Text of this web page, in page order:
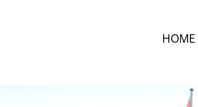
HOME